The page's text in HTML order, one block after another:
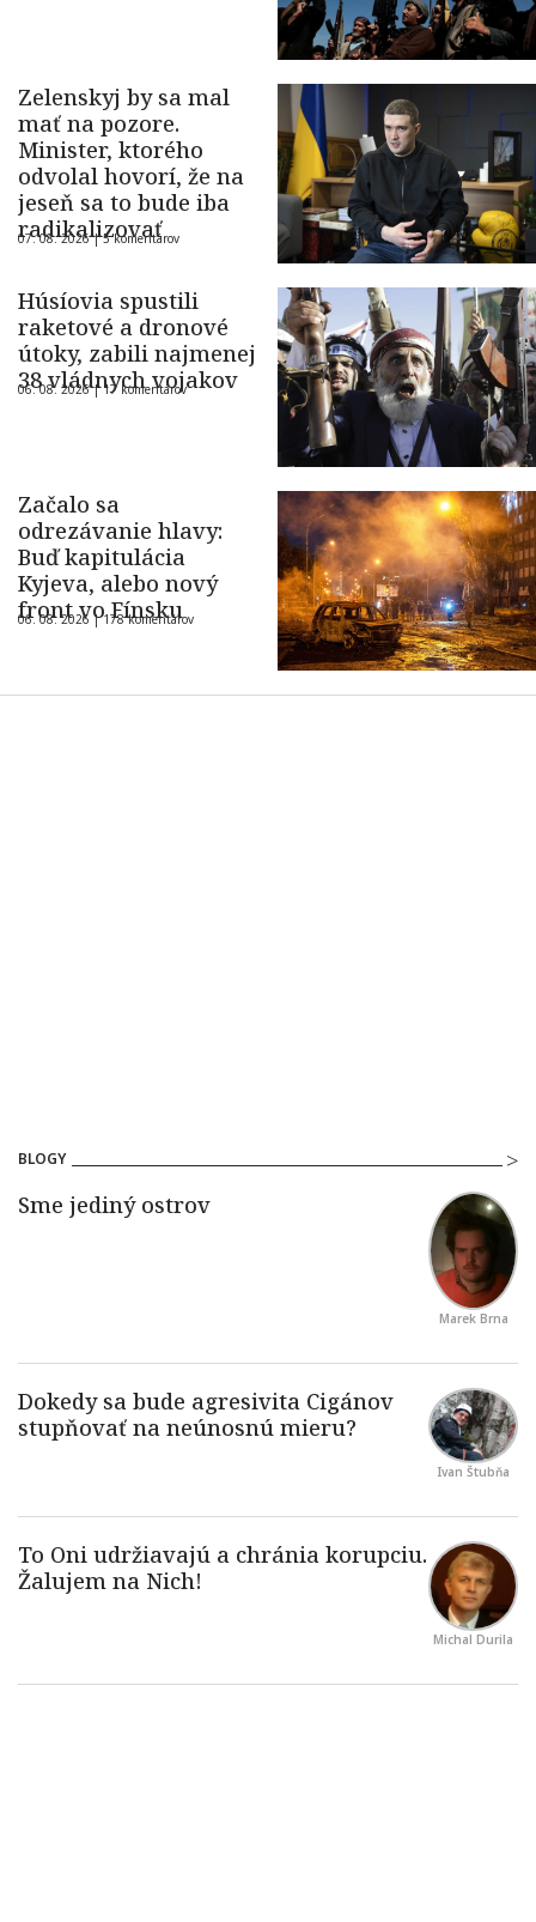
Zelenskyj by sa mal
mať na pozore.
Minister, ktorého
odvolal hovorí, že na
jeseň sa to bude iba
radikalizovať
07. 08. 2026 |5 komentárov
Húsíovia spustili
raketové a dronové
útoky, zabili najmenej
38 vládnych vojakov
06. 08. 2026 |17 komentárov
Začalo sa
odrezávanie hlavy:
Buď kapitulácia
Kyjeva, alebo nový
front vo Fínsku
06. 08. 2026 |178 komentárov
BLOGY
Marek Brna
Ivan Štubňa
Michal Durila